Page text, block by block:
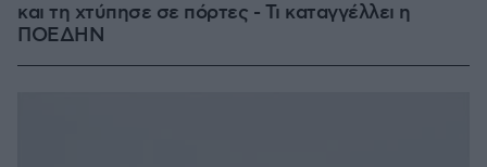
και τη χτύπησε σε πόρτες - Τι καταγγέλλει η
ΠΟΕΔΗΝ